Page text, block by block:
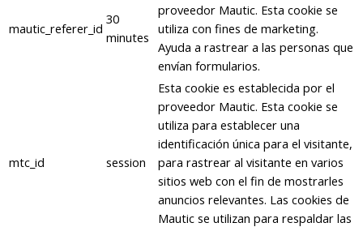
mautic_referer_id
30
minutes
proveedor Mautic. Esta cookie se
utiliza con fines de marketing.
Ayuda a rastrear a las personas que
envían formularios.
mtc_id session
Esta cookie es establecida por el
proveedor Mautic. Esta cookie se
utiliza para establecer una
identificación única para el visitante,
para rastrear al visitante en varios
sitios web con el fin de mostrarles
anuncios relevantes. Las cookies de
Mautic se utilizan para respaldar las